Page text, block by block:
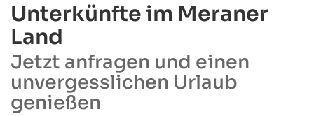
Unterkünfte im Meraner
Land
Jetzt anfragen und einen
unvergesslichen Urlaub
genießen